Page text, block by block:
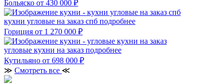
Больяско от 430 000 ₽
кухни угловые на заказ спб подробнее
Гориция от 1 270 000 ₽
угловые кухни на заказ подробнее
Кутильяно от 698 000 ₽
≫ Смотреть все ≪